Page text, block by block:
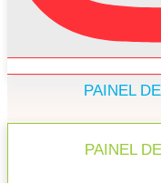
PAINEL
PAINEL